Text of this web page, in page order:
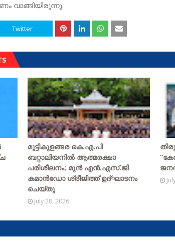
വാങ്ങിയിരുന്നു.
Twitter
മുട്ടികുളങ്ങര കെ.എ.പി
ബറ്റാലിയനിൽ ആത്മരക്ഷാ
പരിശീലനം; മുൻ എൻ.എസ്.ജി
കമാൻഡോ ശ്രീജിത്ത് ഉദ്ഘാടനം
ചെയ്തു
July 28, 2026